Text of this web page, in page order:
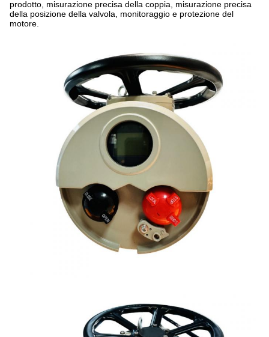
prodotto, misurazione precisa della coppia, misurazione precisa
della posizione della valvola, monitoraggio e protezione del
motore.